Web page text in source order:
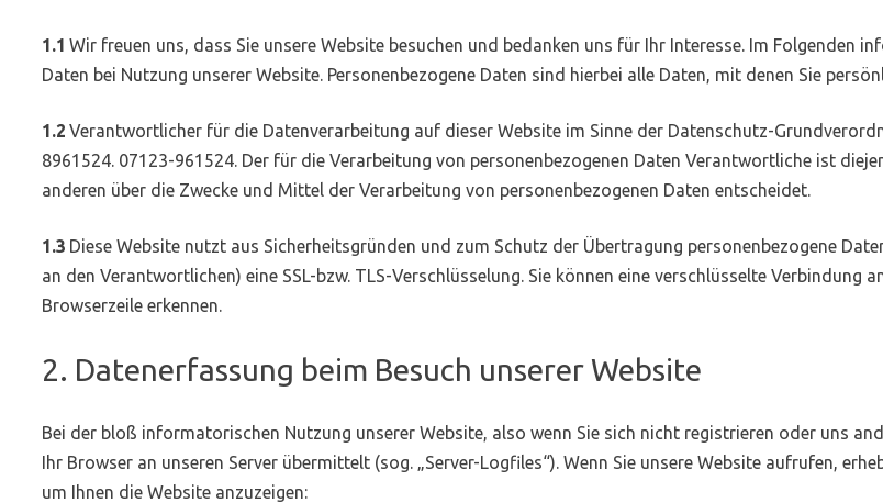
1.1 Wir freuen uns, dass Sie unsere Website besuchen und bedanken uns für Ihr Interesse. Im Folgenden
Daten bei Nutzung unserer Website. Personenbezogene Daten sind hierbei alle Daten, mit denen Sie
1.2 Verantwortlicher für die Datenverarbeitung auf dieser Website im Sinne der Datenschutz-
8961524. 07123-961524. Der für die Verarbeitung von personenbezogenen Daten Verantwortliche ist
anderen über die Zwecke und Mittel der Verarbeitung von personenbezogenen Daten entscheidet.
1.3 Diese Website nutzt aus Sicherheitsgründen und zum Schutz der Übertragung personenbezogene
an den Verantwortlichen) eine SSL-bzw. TLS-Verschlüsselung. Sie können eine verschlüsselte
Browserzeile erkennen.
2. Datenerfassung beim Besuch unserer Website
Bei der bloß informatorischen Nutzung unserer Website, also wenn Sie sich nicht registrieren oder uns
Ihr Browser an unseren Server übermittelt (sog. „Server-Logfiles“). Wenn Sie unsere Website aufrufen,
um Ihnen die Website anzuzeigen: